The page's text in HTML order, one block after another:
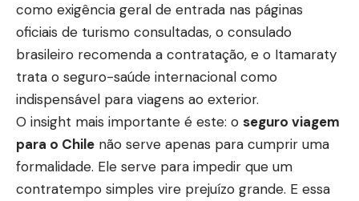
como exigência geral de entrada nas páginas
oficiais de turismo consultadas, o consulado
brasileiro recomenda a contratação, e o Itamaraty
trata o seguro-saúde internacional como
indispensável para viagens ao exterior.
O insight mais importante é este: o seguro viagem
para o Chile não serve apenas para cumprir uma
formalidade. Ele serve para impedir que um
contratempo simples vire prejuízo grande. E essa